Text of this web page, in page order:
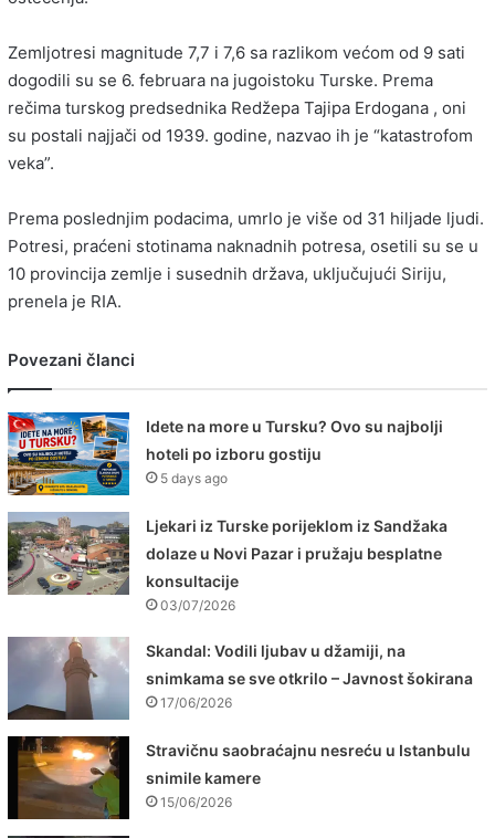
Zemljotresi magnitude 7,7 i 7,6 sa razlikom većom od 9 sati
dogodili su se 6. februara na jugoistoku Turske. Prema
rečima turskog predsednika Redžepa Tajipa Erdogana , oni
su postali najjači od 1939. godine, nazvao ih je “katastrofom
veka”.
Prema poslednjim podacima, umrlo je više od 31 hiljade ljudi.
Potresi, praćeni stotinama naknadnih potresa, osetili su se u
10 provincija zemlje i susednih država, uključujući Siriju,
prenela je RIA.
Povezani članci
Idete na more u Tursku? Ovo su najbolji
hoteli po izboru gostiju
5 days ago
Ljekari iz Turske porijeklom iz Sandžaka
dolaze u Novi Pazar i pružaju besplatne
konsultacije
03/07/2026
Skandal: Vodili ljubav u džamiji, na
snimkama se sve otkrilo – Javnost šokirana
17/06/2026
Stravičnu saobraćajnu nesreću u Istanbulu
snimile kamere
15/06/2026